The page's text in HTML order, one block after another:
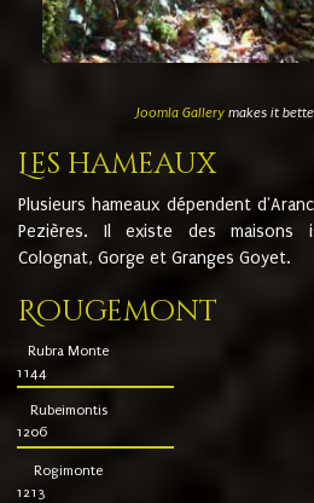
Joomla Gallerymakes it
Les hameaux
Plusieurs hameaux dépendent
Pezières. Il existe des maisons
Colognat, Gorge et Granges Goyet.
Rougemont
Rubra Monte
1144
Rubeimontis
1206
Rogimonte
1213